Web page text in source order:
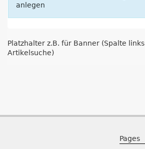
anlegen
Platzhalter z.B. für Banner (Spalte links
Artikelsuche)
Pages